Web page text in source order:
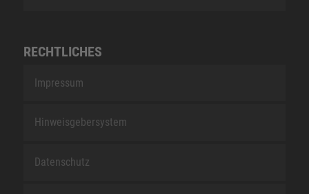
RECHTLICHES
Impressum
Hinweisgebersystem
Datenschutz